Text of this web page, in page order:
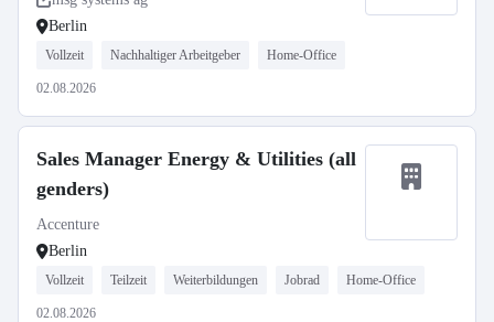
Berlin
Vollzeit Nachhaltiger Arbeitgeber Home-Office
02.08.2026
Sales Manager Energy & Utilities (all
genders)
Accenture
Berlin
Vollzeit Teilzeit Weiterbildungen Jobrad Home-Office
02.08.2026